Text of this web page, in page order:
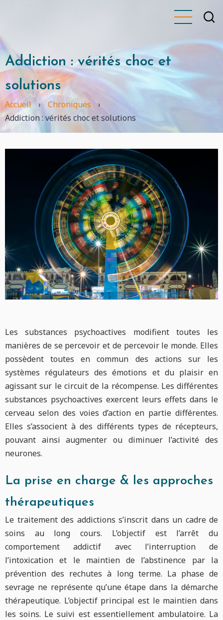
principal
Addiction : vérités choc et
solutions
Accueil › Chroniques
›
Addiction : vérités choc et solutions
Les substances psychoactives modifient toutes les
manières de se percevoir et de percevoir le monde. Elles
possèdent toutes en commun des actions sur les
systèmes régulateurs des émotions et du plaisir en
agissant sur le circuit de la récompense. Les différentes
substances psychoactives exercent leurs effets dans le
cerveau selon des voies d’action en partie différentes.
Elles s’associent à des différents types de récepteurs,
pouvant ainsi augmenter ou diminuer l’activité des
neurones.
La prise en charge & les approches
thérapeutiques
Le traitement des addictions s’inscrit dans un cadre de
soins au long cours. L’objectif est l’arrêt du
comportement addictif avec l’interruption de
l’intoxication et le maintien de l’abstinence par la
prévention des rechutes à long terme. La phase de
sevrage ne représente qu’une étape dans la démarche
thérapeutique. L’objectif principal est le maintien dans
les soins. Le suivi est essentiellement ambulatoire. La